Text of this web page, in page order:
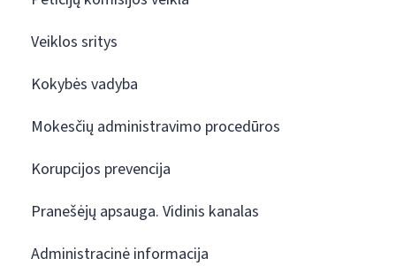
Veiklos sritys
Kokybės vadyba
Mokesčių administravimo procedūros
Korupcijos prevencija
Pranešėjų apsauga. Vidinis kanalas
Administracinė informacija